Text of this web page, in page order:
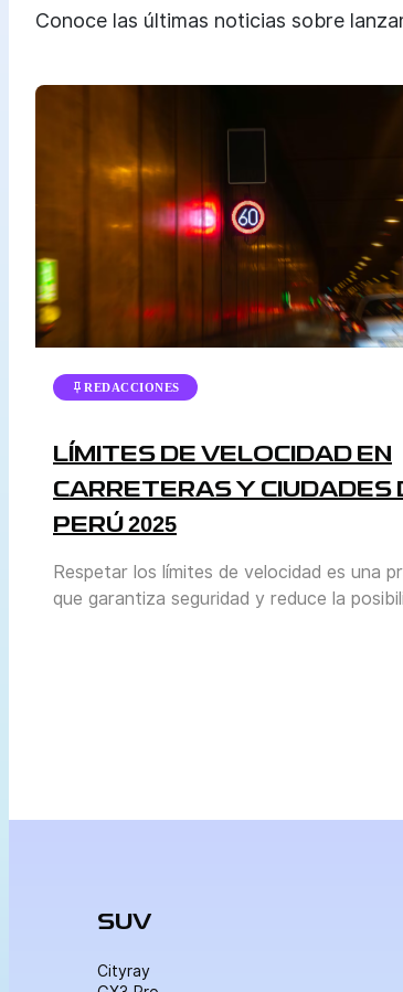
Conoce las últimas noticias sobre
REDACCIONES
LÍMITES DE VELOCIDAD EN
CARRETERAS Y CIUDADES
PERÚ 2025
Respetar los límites de velocidad es una
que garantiza seguridad y reduce la
SUV
Cityray